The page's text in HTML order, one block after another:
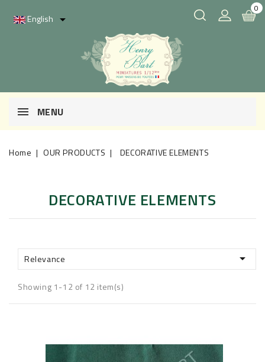
English 
0
MENU
Home OUR PRODUCTS DECORATIVE ELEMENTS
DECORATIVE ELEMENTS
Relevance 
Showing 1-12 of 12 item(s)